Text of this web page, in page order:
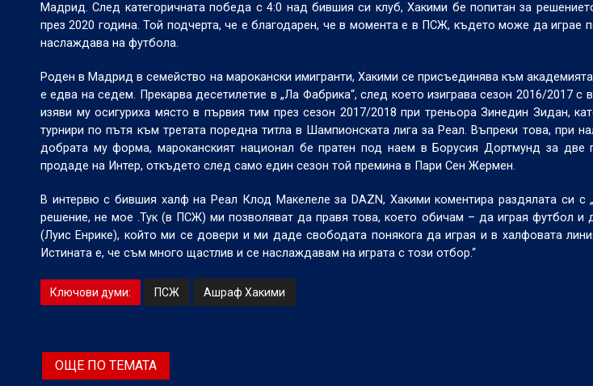
Мадрид. След категоричната победа с 4:0 над бившия си клуб, Хакими бе попитан за
през 2020 година. Той подчерта, че е благодарен, че в момента е в ПСЖ, където може да играе
наслаждава на футбола.
Роден в Мадрид в семейство на марокански имигранти, Хакими се присъединява към академията
е едва на седем. Прекарва десетилетие в „Ла Фабрика“, след което изиграва сезон 2016/2017 с
изяви му осигуриха място в първия тим през сезон 2017/2018 при треньора Зинедин Зидан,
турнири по пътя към третата поредна титла в Шампионската лига за Реал. Въпреки това, при
добрата му форма, мароканският национал бе пратен под наем в Борусия Дортмунд за две
продаде на Интер, откъдето след само един сезон той премина в Пари Сен Жермен.
В интервю с бившия халф на Реал Клод Макелеле за DAZN, Хакими коментира раздялата си с
решение, не мое .Тук (в ПСЖ) ми позволяват да правя това, което обичам – да играя футбол и
(Луис Енрике), който ми се довери и ми даде свободата понякога да играя и в халфовата
Истината е, че съм много щастлив и се наслаждавам на играта с този отбор.“
Ключови думи: ПСЖ Ашраф Хакими
ОЩЕ ПО ТЕМАТА